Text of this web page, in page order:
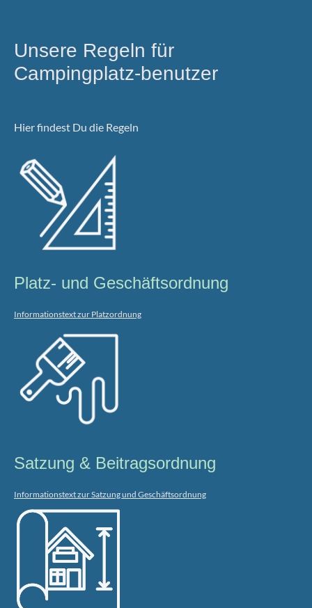
Unsere Regeln für
Campingplatz-benutzer
Hier findest Du die Regeln
Platz- und Geschäftsordnung
Informationstext zur Platzordnung
Satzung & Beitragsordnung
Informationstext zur Satzung und Geschäftsordnung